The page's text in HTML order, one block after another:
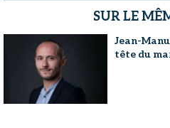
SUR LE
Jean-
tête du